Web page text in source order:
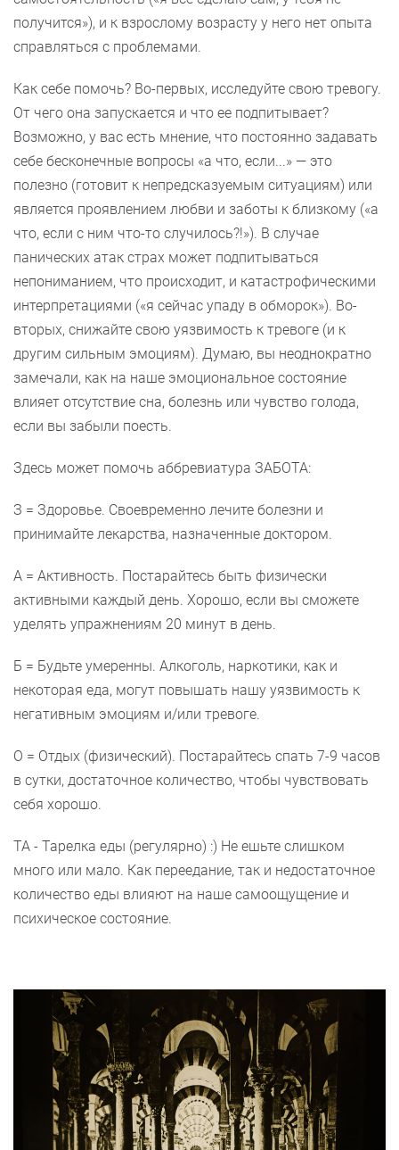
получится»), и к взрослому возрасту у него нет опыта
справляться с проблемами.
Как себе помочь? Во-первых, исследуйте свою тревогу.
От чего она запускается и что ее подпитывает?
Возможно, у вас есть мнение, что постоянно задавать
себе бесконечные вопросы «а что, если...» — это
полезно (готовит к непредсказуемым ситуациям) или
является проявлением любви и заботы к близкому («а
что, если с ним что-то случилось?!»). В случае
панических атак страх может подпитываться
непониманием, что происходит, и катастрофическими
интерпретациями («я сейчас упаду в обморок»). Во-
вторых, снижайте свою уязвимость к тревоге (и к
другим сильным эмоциям). Думаю, вы неоднократно
замечали, как на наше эмоциональное состояние
влияет отсутствие сна, болезнь или чувство голода,
если вы забыли поесть.
Здесь может помочь аббревиатура ЗАБОТА:
З = Здоровье. Своевременно лечите болезни и
принимайте лекарства, назначенные доктором.
А = Активность. Постарайтесь быть физически
активными каждый день. Хорошо, если вы сможете
уделять упражнениям 20 минут в день.
Б = Будьте умеренны. Алкоголь, наркотики, как и
некоторая еда, могут повышать нашу уязвимость к
негативным эмоциям и/или тревоге.
О = Отдых (физический). Постарайтесь спать 7-9 часов
в сутки, достаточное количество, чтобы чувствовать
себя хорошо.
ТА - Тарелка еды (регулярно) :) Не ешьте слишком
много или мало. Как переедание, так и недостаточное
количество еды влияют на наше самоощущение и
психическое состояние.